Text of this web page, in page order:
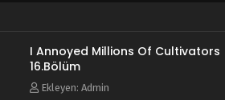
I Annoyed Millions Of Cultivators
16.Bölüm
Ekleyen: Admin